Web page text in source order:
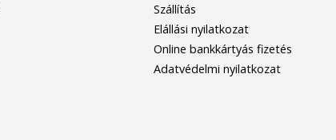
Szállítás
Elállási nyilatkozat
Online bankkártyás fizetés
Adatvédelmi nyilatkozat